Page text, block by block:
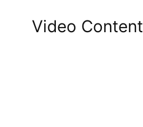
Video Content